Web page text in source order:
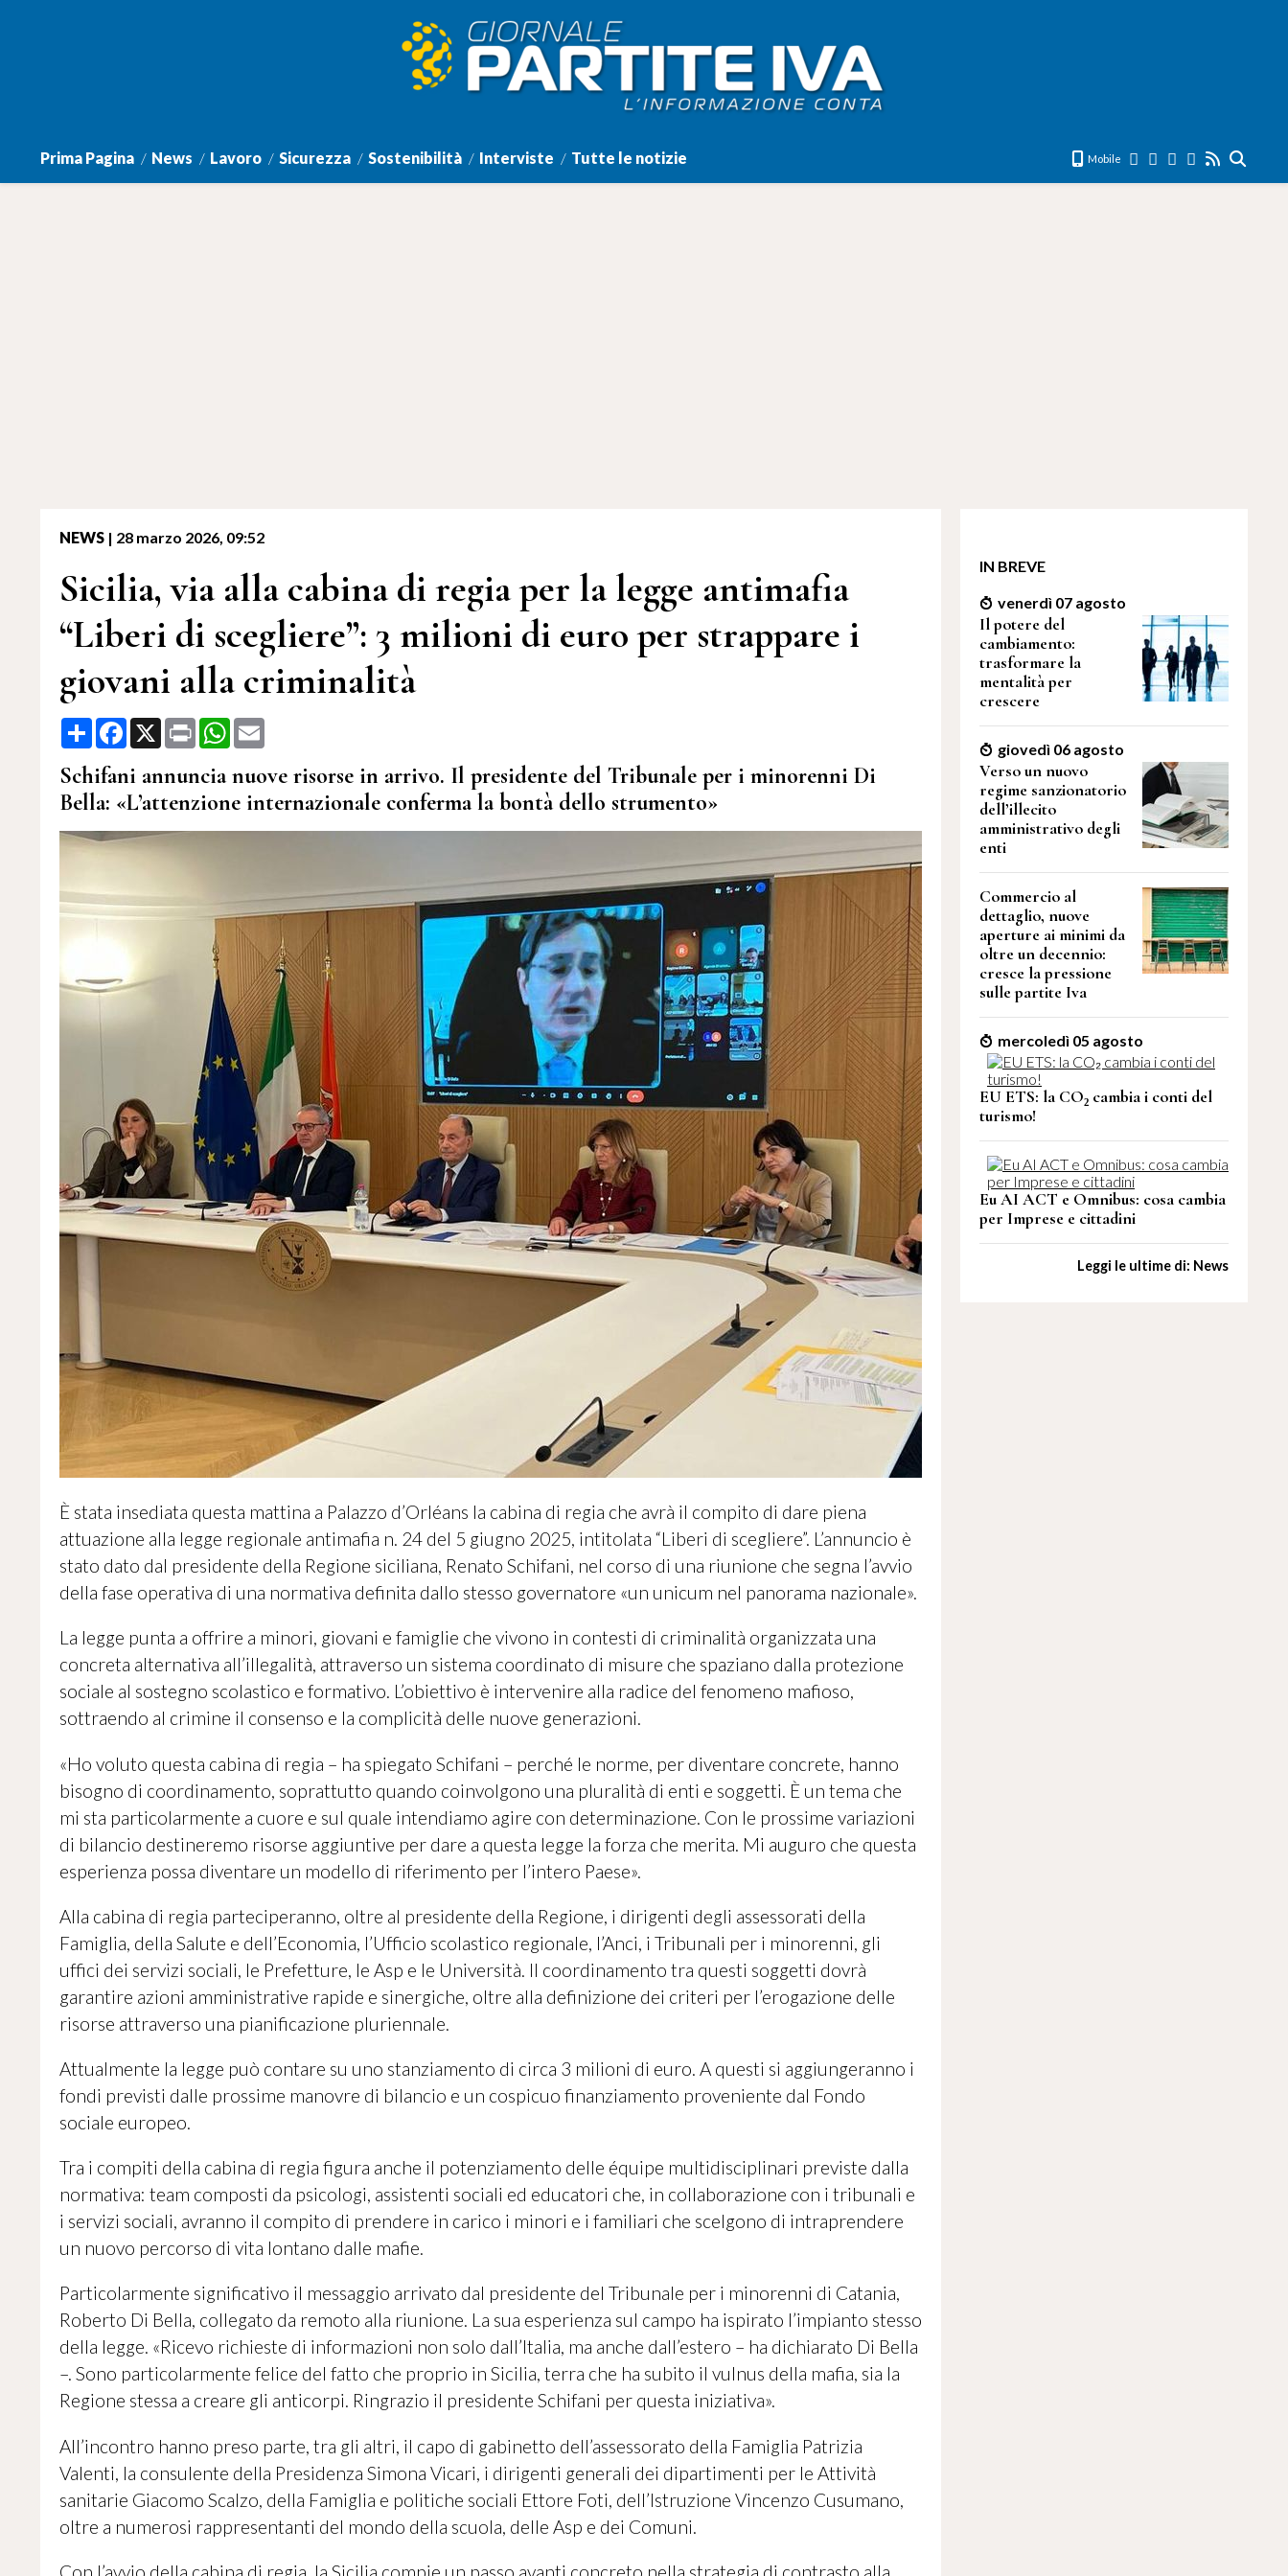
Prima Pagina News Lavoro Sicurezza Sostenibilità Interviste Tutte le notizie Mobile
NEWS | 28 marzo 2026, 09:52
Sicilia, via alla cabina di regia per la legge antimafia
“Liberi di scegliere”: 3 milioni di euro per strappare i
giovani alla criminalità
Share Facebook
X Print WhatsApp
Schifani annuncia nuove risorse in arrivo. Il presidente del Tribunale per i minorenni Di
Bella: «L’attenzione internazionale conferma la bontà dello strumento»
È stata insediata questa mattina a Palazzo d’Orléans la cabina di regia che avrà il compito di dare piena
attuazione alla legge regionale antimafia n. 24 del 5 giugno 2025, intitolata “Liberi di scegliere”. L’annuncio è
stato dato dal presidente della Regione siciliana, Renato Schifani, nel corso di una riunione che segna l’avvio
della fase operativa di una normativa definita dallo stesso governatore «un unicum nel panorama nazionale».
La legge punta a offrire a minori, giovani e famiglie che vivono in contesti di criminalità organizzata una
concreta alternativa all’illegalità, attraverso un sistema coordinato di misure che spaziano dalla protezione
sociale al sostegno scolastico e formativo. L’obiettivo è intervenire alla radice del fenomeno mafioso,
sottraendo al crimine il consenso e la complicità delle nuove generazioni.
«Ho voluto questa cabina di regia – ha spiegato Schifani – perché le norme, per diventare concrete, hanno
bisogno di coordinamento, soprattutto quando coinvolgono una pluralità di enti e soggetti. È un tema che
mi sta particolarmente a cuore e sul quale intendiamo agire con determinazione. Con le prossime variazioni
di bilancio destineremo risorse aggiuntive per dare a questa legge la forza che merita. Mi auguro che questa
esperienza possa diventare un modello di riferimento per l’intero Paese».
Alla cabina di regia parteciperanno, oltre al presidente della Regione, i dirigenti degli assessorati della
Famiglia, della Salute e dell’Economia, l’Ufficio scolastico regionale, l’Anci, i Tribunali per i minorenni, gli
uffici dei servizi sociali, le Prefetture, le Asp e le Università. Il coordinamento tra questi soggetti dovrà
garantire azioni amministrative rapide e sinergiche, oltre alla definizione dei criteri per l’erogazione delle
risorse attraverso una pianificazione pluriennale.
Attualmente la legge può contare su uno stanziamento di circa 3 milioni di euro. A questi si aggiungeranno i
fondi previsti dalle prossime manovre di bilancio e un cospicuo finanziamento proveniente dal Fondo
sociale europeo.
Tra i compiti della cabina di regia figura anche il potenziamento delle équipe multidisciplinari previste dalla
normativa: team composti da psicologi, assistenti sociali ed educatori che, in collaborazione con i tribunali e
i servizi sociali, avranno il compito di prendere in carico i minori e i familiari che scelgono di intraprendere
un nuovo percorso di vita lontano dalle mafie.
Particolarmente significativo il messaggio arrivato dal presidente del Tribunale per i minorenni di Catania,
Roberto Di Bella, collegato da remoto alla riunione. La sua esperienza sul campo ha ispirato l’impianto stesso
della legge. «Ricevo richieste di informazioni non solo dall’Italia, ma anche dall’estero – ha dichiarato Di Bella
–. Sono particolarmente felice del fatto che proprio in Sicilia, terra che ha subito il vulnus della mafia, sia la
Regione stessa a creare gli anticorpi. Ringrazio il presidente Schifani per questa iniziativa».
All’incontro hanno preso parte, tra gli altri, il capo di gabinetto dell’assessorato della Famiglia Patrizia
Valenti, la consulente della Presidenza Simona Vicari, i dirigenti generali dei dipartimenti per le Attività
sanitarie Giacomo Scalzo, della Famiglia e politiche sociali Ettore Foti, dell’Istruzione Vincenzo Cusumano,
oltre a numerosi rappresentanti del mondo della scuola, delle Asp e dei Comuni.
Con l’avvio della cabina di regia, la Sicilia compie un passo avanti concreto nella strategia di contrasto alla
IN BREVE
venerdì 07 agosto
Il potere del
cambiamento:
trasformare la
mentalità per
crescere
giovedì 06 agosto
Verso un nuovo
regime sanzionatorio
dell’illecito
amministrativo degli
enti
Commercio al
dettaglio, nuove
aperture ai minimi da
oltre un decennio:
cresce la pressione
sulle partite Iva
mercoledì 05 agosto
EU ETS: la CO₂ cambia i conti del
turismo!
Eu AI ACT e Omnibus: cosa cambia
per Imprese e cittadini
Leggi le ultime di: News